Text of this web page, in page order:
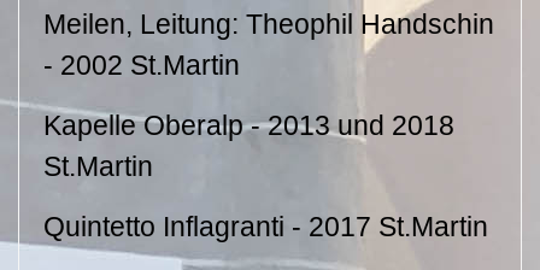
Meilen, Leitung: Theophil Handschin
- 2002 St.Martin
Kapelle Oberalp - 2013 und 2018
St.Martin
Quintetto Inflagranti - 2017 St.Martin